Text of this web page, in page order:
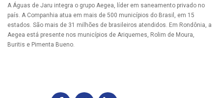
A Águas de Jaru integra o grupo Aegea, líder em saneamento privado no
país. A Companhia atua em mais de 500 municípios do Brasil, em 15
estados. São mais de 31 milhões de brasileiros atendidos. Em Rondônia, a
Aegea está presente nos municípios de Ariquemes, Rolim de Moura,
Buritis e Pimenta Bueno.